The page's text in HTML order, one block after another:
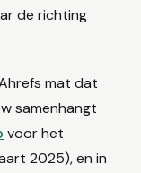
de richting
mat dat
samenhangt
voor het
2025), en in